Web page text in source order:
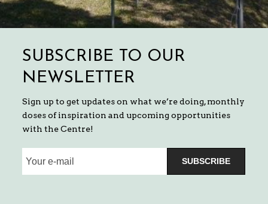
SUBSCRIBE TO OUR
NEWSLETTER
Sign up to get updates on what we’re doing, monthly
doses of inspiration and upcoming opportunities
with the Centre!
SUBSCRIBE